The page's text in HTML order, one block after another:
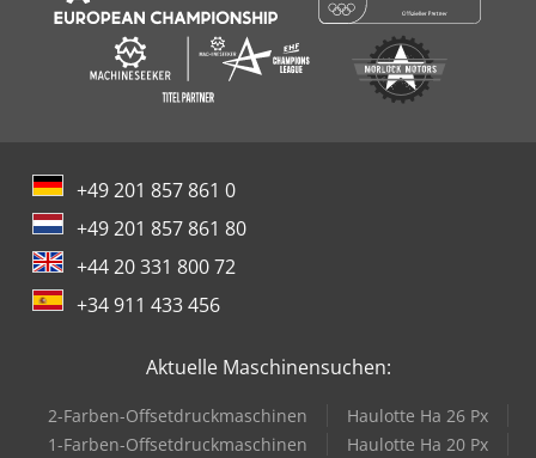
+49 201 857 861 0
+49 201 857 861 80
+44 20 331 800 72
+34 911 433 456
Aktuelle Maschinensuchen:
2-Farben-Offsetdruckmaschinen
Haulotte Ha 26 Px
1-Farben-Offsetdruckmaschinen
Haulotte Ha 20 Px